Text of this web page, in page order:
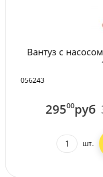
Вантуз с
056243
29500руб
шт.